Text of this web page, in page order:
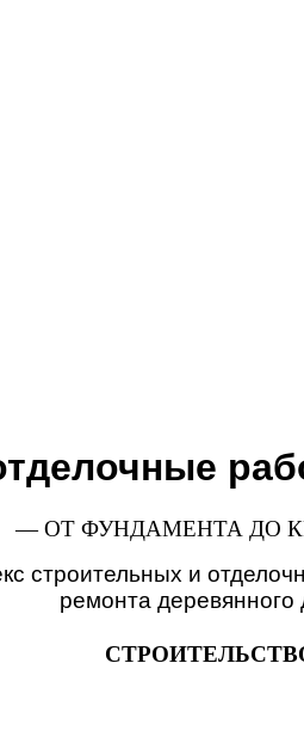
— ОТ ФУНДАМЕНТА ДО
строительных и
ремонта деревянного